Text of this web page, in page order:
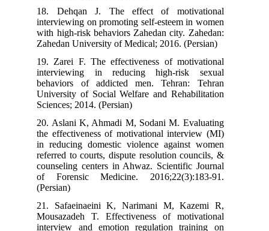
18. Dehqan J. The effect of
interviewing on promoting self-esteem
with high-risk behaviors Zahedan city.
Zahedan University of Medical; 2016.
19. Zarei F. The effectiveness of
interviewing in reducing high-
behaviors of addicted men.
University of Social Welfare and
Sciences; 2014. (Persian)
20. Aslani K, Ahmadi M, Sodani M.
the effectiveness of motivational
in reducing domestic violence
referred to courts, dispute resolution
counseling centers in Ahwaz.
of Forensic Medicine.
21. Safaeinaeini K, Narimani M,
Mousazadeh T. Effectiveness of
interview and emotion regulation